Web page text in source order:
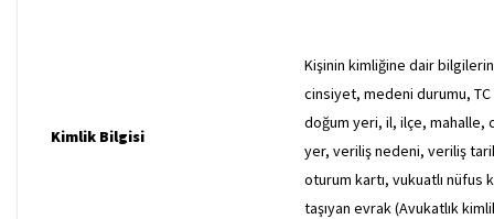
Kimlik Bilgisi
Kişinin kimliğine dair
cinsiyet, medeni durumu, TC
doğum yeri, il, ilçe, mahalle,
yer, veriliş nedeni, veriliş
oturum kartı, vukuatlı nüfus
taşıyan evrak (Avukatlık